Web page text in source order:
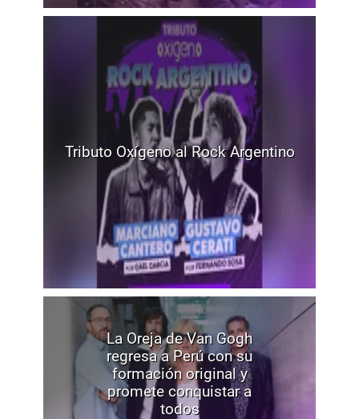
Tributo Oxígeno al Rock Argentino
La Oreja de Van Gogh
regresa a Perú con su
formación original y
promete conquistar a
todos